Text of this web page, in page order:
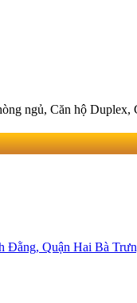
ngủ, Căn hộ
Đằng, Quận Hai Bà